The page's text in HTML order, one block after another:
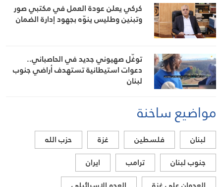
كركي يعلن عودة العمل في مكتبي صور
وتبنين وطليس ينوّه بجهود إدارة الضمان
توغّل صهيوني جديد في الحاصباني..
دعوات استيطانية تستهدف أراضي جنوب
لبنان
مواضيع ساخنة
لبنان فلسطين غزة
حزب الله
جنوب لبنان
ترامب
ايران